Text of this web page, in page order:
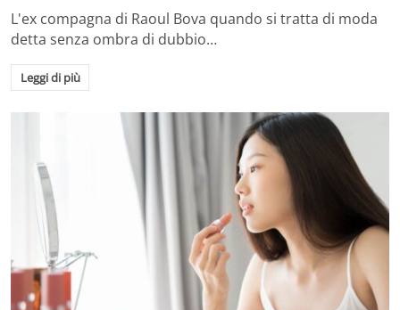
L'ex compagna di Raoul Bova quando si tratta di moda
detta senza ombra di dubbio…
Leggi di più